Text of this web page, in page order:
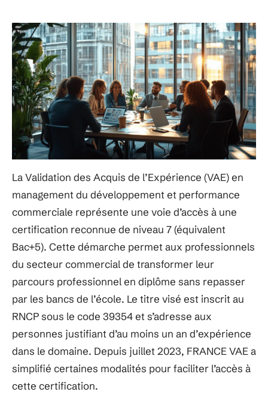
La Validation des Acquis de l’Expérience (VAE) en
management du développement et performance
commerciale représente une voie d’accès à une
certification reconnue de niveau 7 (équivalent
Bac+5). Cette démarche permet aux professionnels
du secteur commercial de transformer leur
parcours professionnel en diplôme sans repasser
par les bancs de l’école. Le titre visé est inscrit au
RNCP sous le code 39354 et s’adresse aux
personnes justifiant d’au moins un an d’expérience
dans le domaine. Depuis juillet 2023, FRANCE VAE a
simplifié certaines modalités pour faciliter l’accès à
cette certification.